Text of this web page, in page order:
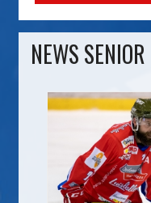
NEWS SENIOR